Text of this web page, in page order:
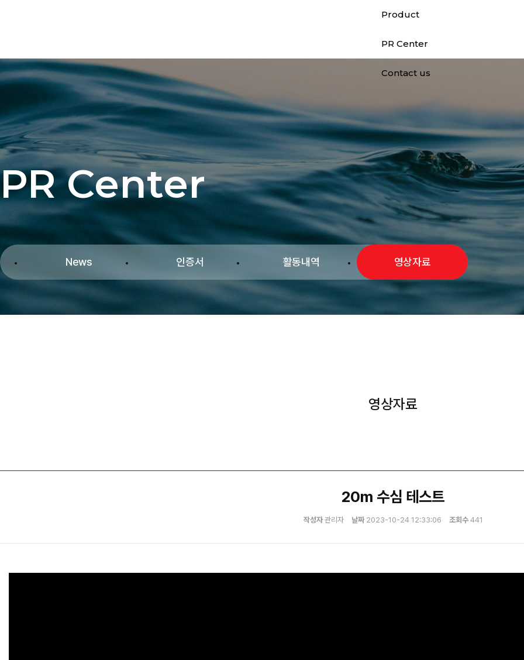
Product
PR Center
Contact us
PR Center
News 인증서 활동내역 영상자료
영상자료
20m 수심 테스트
작성자관리자 날짜2023-10-24 12:33:06 조회수441